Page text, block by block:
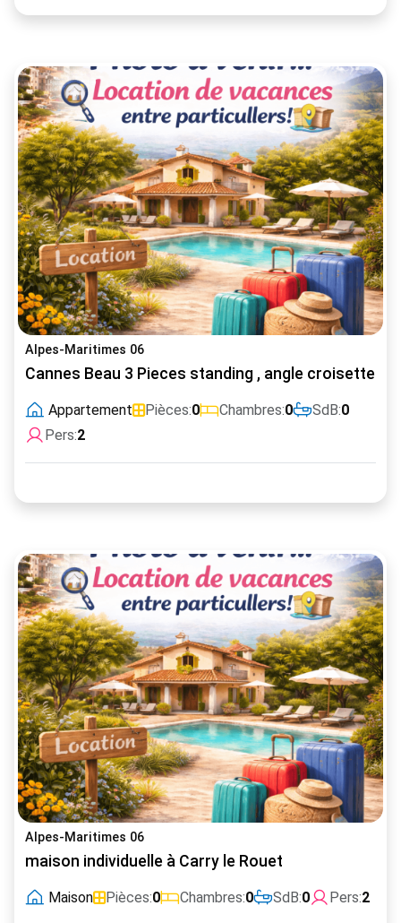
Alpes-Maritimes 06
Cannes Beau 3 Pieces standing , angle croisette
Appartement Pièces:0 Chambres:0 SdB:0
Pers:2
Alpes-Maritimes 06
maison individuelle à Carry le Rouet
Maison Pièces:0 Chambres:0 SdB:0 Pers:2